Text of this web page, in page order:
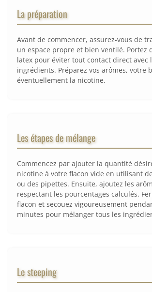
La préparation
Avant de commencer, assurez-vous de
un espace propre et bien ventilé. Portez
latex pour éviter tout contact direct avec
ingrédients. Préparez vos arômes, votre
éventuellement la nicotine.
Les étapes de mélange
Commencez par ajouter la quantité
nicotine à votre flacon vide en utilisant
ou des pipettes. Ensuite, ajoutez les
respectant les pourcentages calculés.
flacon et secouez vigoureusement
minutes pour mélanger tous les
Le steeping